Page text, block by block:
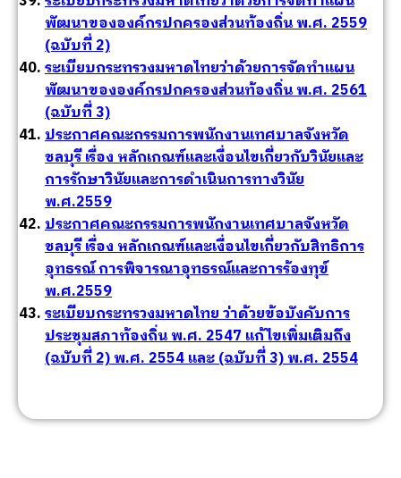
พัฒนาขององค์กรปกครองส่วนท้องถิ่น พ.ศ. 2559
(ฉบับที่ 2)
ระเบียบกระทรวงมหาดไทยว่าด้วยการจัดทำแผน
พัฒนาขององค์กรปกครองส่วนท้องถิ่น พ.ศ. 2561
(ฉบับที่ 3)
ประกาศคณะกรรมการพนักงานเทศบาลจังหวัด
ชลบุรี เรื่อง หลักเกณฑ์และเงื่อนไขเกี่ยวกับวินัยและ
การรักษาวินัยและการดำเนินการทางวินัย
พ.ศ.2559
ประกาศคณะกรรมการพนักงานเทศบาลจังหวัด
ชลบุรี เรื่อง หลักเกณฑ์และเงื่อนไขเกี่ยวกับสิทธิการ
อุทธรณ์ การพิจารณาอุทธรณ์และการร้องทุข์
พ.ศ.2559
ระเบียบกระทรวงมหาดไทย ว่าด้วยข้อบังคับการ
ประชุมสภาท้องถิ่น พ.ศ. 2547 แก้ไขเพิ่มเติมถึง
(ฉบับที่ 2) พ.ศ. 2554 และ (ฉบับที่ 3) พ.ศ. 2554